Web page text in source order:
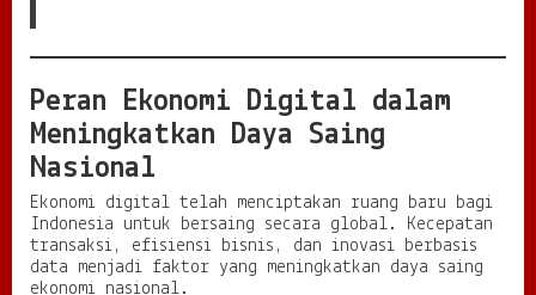
Peran Ekonomi Digital dalam
Meningkatkan Daya Saing
Nasional
Ekonomi digital telah menciptakan ruang baru bagi
Indonesia untuk bersaing secara global. Kecepatan
transaksi, efisiensi bisnis, dan inovasi berbasis
data menjadi faktor yang meningkatkan daya saing
ekonomi nasional.